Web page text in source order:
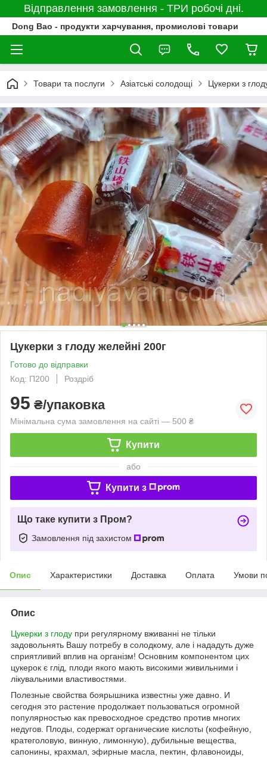
Відправлення замовлення - ТРИ робочі дні.
Dong Bao - продукти харчування, промислові товари
Товари та послуги Азіатські солодощі Цукерки з
Цукерки з глоду желейні 200г
Готово до відправки
Код: П200
Роздріб
95 ₴/упаковка
Мінімальна сума замовлення на сайті — 500 ₴
Купити
або
Купити з
Що таке купити з Пром?
Замовлення під захистом
Опис Характеристики Доставка Оплата Умови
Опис
Цукерки з глоду при регулярному вживанні не тільки
задовольнять Вашу потребу в солодкому, але і нададуть дуже
сприятливий вплив на організм! Основним компонентом цих
цукерок є глід, плоди якого мають високими живильними і
лікувальними властивостями.
Полезные свойства боярышника известны уже давно. И
сегодня это растение продолжает пользоваться огромной
популярностью как превосходное средство против многих
недугов. Плоды, содержат органические кислоты (кофейную,
кратеголовую, винную, лимонную), дубильные вещества,
сапонины, крахмал, эфирные масла, пектин, флавоноиды,